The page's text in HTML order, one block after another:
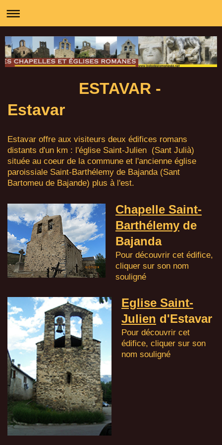
ESTAVAR -
Estavar
Estavar offre aux visiteurs deux édifices romans
distants d'un km : l'église Saint-Julien (Sant Julià)
située au coeur de la commune et l'ancienne église
paroissiale Saint-Barthélemy de Bajanda (Sant
Bartomeu de Bajande) plus à l'est.
Chapelle Saint-
Barthélemy de
Bajanda
Pour découvrir cet édifice,
cliquer sur son nom
souligné
Eglise Saint-
Julien d'Estavar
Pour découvrir cet
édifice, cliquer sur son
nom souligné